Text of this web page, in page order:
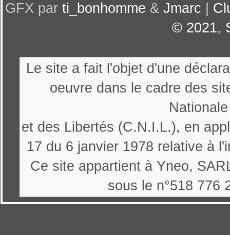
GFX par ti_bonhomme & Jmarc
© 2021,
Le site a fait l'objet d'une
oeuvre dans le cadre des
et des Libertés (C.N.I.L.), en
17 du 6 janvier 1978 relative à
Ce site appartient à Yneo,
sous le n°518 776